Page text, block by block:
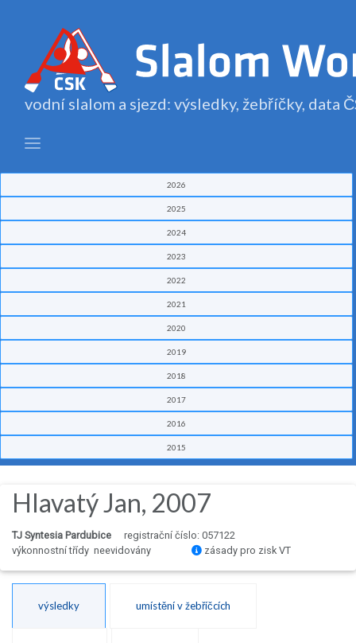
vodní slalom a sjezd: výsledky, žebříčky, data
2026
2025
2024
2023
2022
2021
2020
2019
2018
2017
2016
2015
Hlavatý Jan, 2007
TJ Syntesia Pardubice
registrační číslo: 057122
výkonnostní třídy neevidovány
zásady pro zisk VT
výsledky umístění v žebříčcích